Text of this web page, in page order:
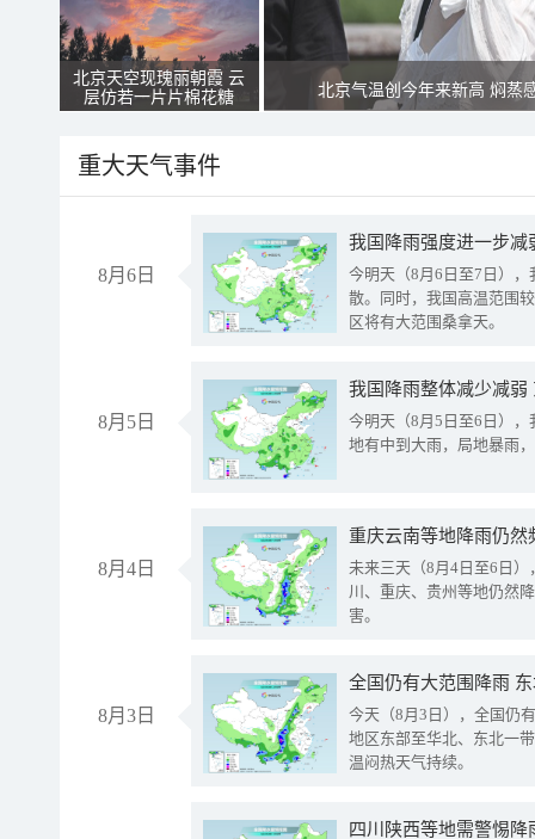
北京天空现瑰丽朝霞 云
层仿若一片片棉花糖
北京气温创今年来新高 焖蒸
重大天气事件
8月6日
今明天（8月6日至7日）
散。同时，我国高温范围
区将有大范围桑拿天。
8月5日
我国降雨整体减少减弱
今明天（8月5日至6日）
地有中到大雨，局地暴雨
8月4日
重庆云南等地降雨仍然
未来三天（8月4日至6日
川、重庆、贵州等地仍然
害。
8月3日
全国仍有大范围降雨
今天（8月3日），全国仍
地区东部至华北、东北一
温闷热天气持续。